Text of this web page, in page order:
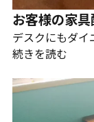
お客様の家
デスクにもダイ
続きを読む